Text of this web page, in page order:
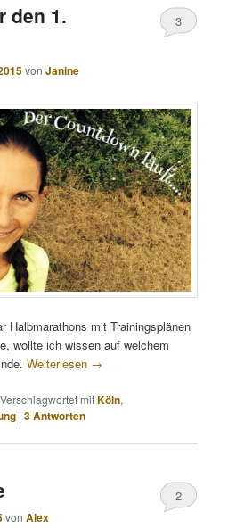
den 1.
vonJanine
3
Halbmarathons mit Trainingsplänen
wollte ich wissen auf welchem
Weiterlesen →
Verschlagwortet mitKöln,
|3Antworten
vonAlex
2